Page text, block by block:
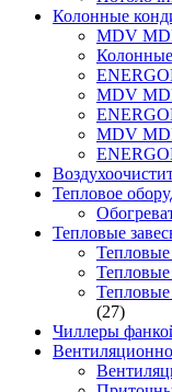
Колонные
MDV
MDV
MDV
Тепловое
Тепловые
(27)
Чиллеры